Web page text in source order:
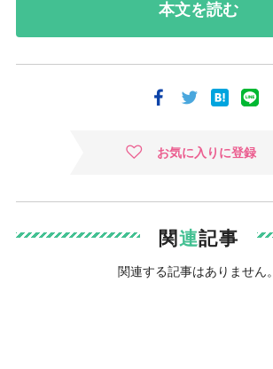
本文を読む
お気に入りに登録
関連記事
関連する記事はありません。